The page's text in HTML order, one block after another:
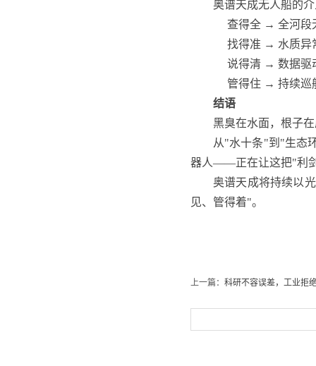
奥谱天成无人船的
查得全 → 全河段
找得准 → 水质异
说得清 → 数据驱
管得住 → 持续巡
结语
黑臭在水面，根子
从"水十条"到"生态
器人——正在让这把"利
奥谱天成将持续以
见、管得着"。
上一篇： 科研不容误差，工业拒